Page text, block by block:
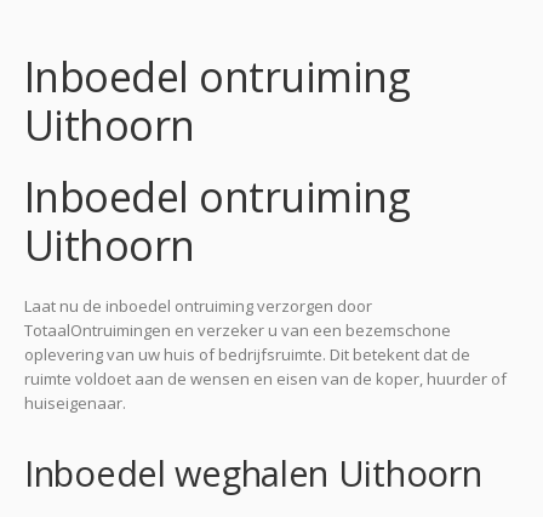
Inboedel ontruiming
Uithoorn
Inboedel ontruiming
Uithoorn
Laat nu de inboedel ontruiming verzorgen door
TotaalOntruimingen en verzeker u van een bezemschone
oplevering van uw huis of bedrijfsruimte. Dit betekent dat de
ruimte voldoet aan de wensen en eisen van de koper, huurder of
huiseigenaar.
Inboedel weghalen Uithoorn